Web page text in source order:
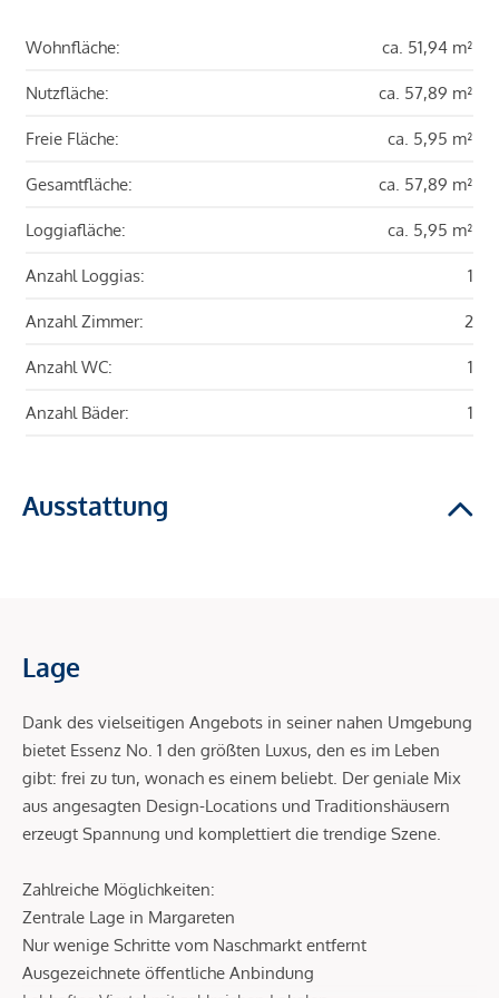
Wohnfläche: ca. 51,94 m²
Nutzfläche: ca. 57,89 m²
Freie Fläche: ca. 5,95 m²
Gesamtfläche: ca. 57,89 m²
Loggiafläche: ca. 5,95 m²
Anzahl Loggias: 1
Anzahl Zimmer: 2
Anzahl WC: 1
Anzahl Bäder: 1
Ausstattung
Lage
Dank des vielseitigen Angebots in seiner nahen Umgebung
bietet Essenz No. 1 den größten Luxus, den es im Leben
gibt: frei zu tun, wonach es einem beliebt. Der geniale Mix
aus angesagten Design-Locations und Traditionshäusern
erzeugt Spannung und komplettiert die trendige Szene.
Zahlreiche Möglichkeiten:
Zentrale Lage in Margareten
Nur wenige Schritte vom Naschmarkt entfernt
Ausgezeichnete öffentliche Anbindung